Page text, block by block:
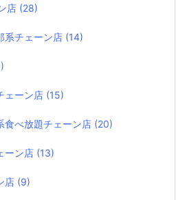
店 (28)
系チェーン店 (14)
ェーン店 (15)
食べ放題チェーン店 (20)
ーン店 (13)
店 (9)